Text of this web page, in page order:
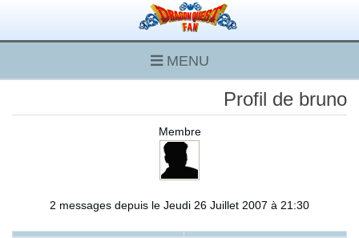
MENU
Profil de bruno
Membre
2 messages depuis le Jeudi 26 Juillet 2007 à 21:30